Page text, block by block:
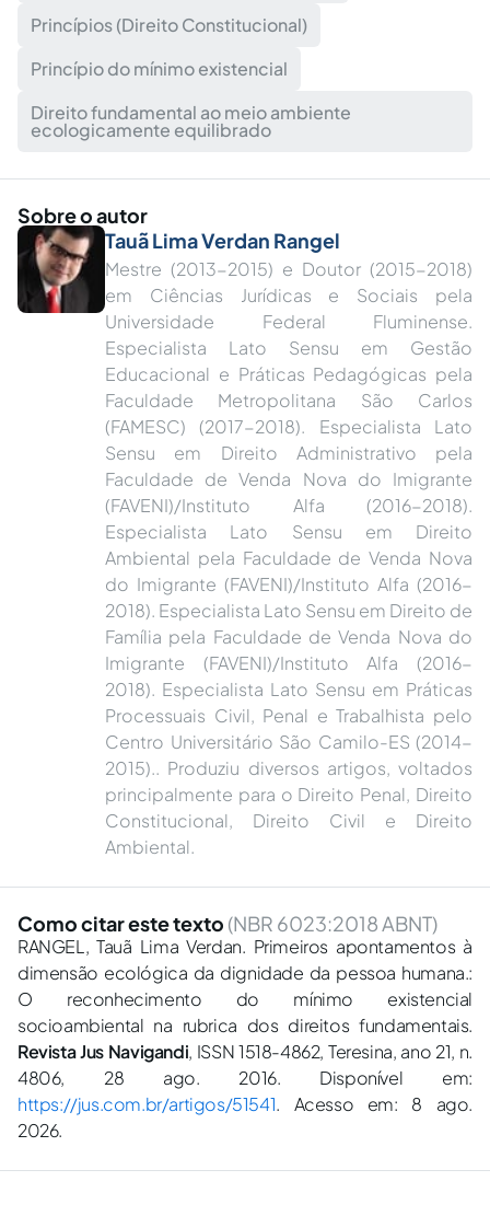
Princípios (Direito Constitucional)
Princípio do mínimo existencial
Direito fundamental ao meio ambiente
ecologicamente equilibrado
Sobre o autor
Tauã Lima Verdan Rangel
Mestre (2013-2015) e Doutor (2015-2018)
em Ciências Jurídicas e Sociais pela
Universidade Federal Fluminense.
Especialista Lato Sensu em Gestão
Educacional e Práticas Pedagógicas pela
Faculdade Metropolitana São Carlos
(FAMESC) (2017-2018). Especialista Lato
Sensu em Direito Administrativo pela
Faculdade de Venda Nova do Imigrante
(FAVENI)/Instituto Alfa (2016-2018).
Especialista Lato Sensu em Direito
Ambiental pela Faculdade de Venda Nova
do Imigrante (FAVENI)/Instituto Alfa (2016-
2018). Especialista Lato Sensu em Direito de
Família pela Faculdade de Venda Nova do
Imigrante (FAVENI)/Instituto Alfa (2016-
2018). Especialista Lato Sensu em Práticas
Processuais Civil, Penal e Trabalhista pelo
Centro Universitário São Camilo-ES (2014-
2015).. Produziu diversos artigos, voltados
principalmente para o Direito Penal, Direito
Constitucional, Direito Civil e Direito
Ambiental.
Como citar este texto (NBR 6023:2018 ABNT)
RANGEL, Tauã Lima Verdan. Primeiros apontamentos à
dimensão ecológica da dignidade da pessoa humana.:
O reconhecimento do mínimo existencial
socioambiental na rubrica dos direitos fundamentais.
Revista Jus Navigandi, ISSN 1518-4862, Teresina, ano 21, n.
4806, 28 ago. 2016. Disponível em:
https://jus.com.br/artigos/51541. Acesso em: 8 ago.
2026.